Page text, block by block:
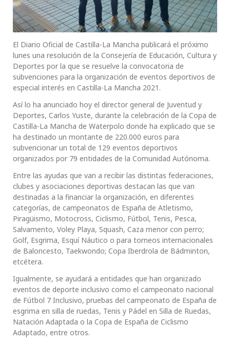
El Diario Oficial de Castilla-La Mancha publicará el próximo
lunes una resolución de la Consejería de Educación, Cultura y
Deportes por la que se resuelve la convocatoria de
subvenciones para la organización de eventos deportivos de
especial interés en Castilla-La Mancha 2021.
Así lo ha anunciado hoy el director general de Juventud y
Deportes, Carlos Yuste, durante la celebración de la Copa de
Castilla-La Mancha de Waterpolo donde ha explicado que se
ha destinado un montante de 220.000 euros para
subvencionar un total de 129 eventos deportivos
organizados por 79 entidades de la Comunidad Autónoma.
Entre las ayudas que van a recibir las distintas federaciones,
clubes y asociaciones deportivas destacan las que van
destinadas a la financiar la organización, en diferentes
categorías, de campeonatos de España de Atletismo,
Piragüismo, Motocross, Ciclismo, Fútbol, Tenis, Pesca,
Salvamento, Voley Playa, Squash, Caza menor con perro;
Golf, Esgrima, Esquí Náutico o para torneos internacionales
de Baloncesto, Taekwondo; Copa Iberdrola de Bádminton,
etcétera.
Igualmente, se ayudará a entidades que han organizado
eventos de deporte inclusivo como el campeonato nacional
de Fútbol 7 Inclusivo, pruebas del campeonato de España de
esgrima en silla de ruedas, Tenis y Pádel en Silla de Ruedas,
Natación Adaptada o la Copa de España de Ciclismo
Adaptado, entre otros.